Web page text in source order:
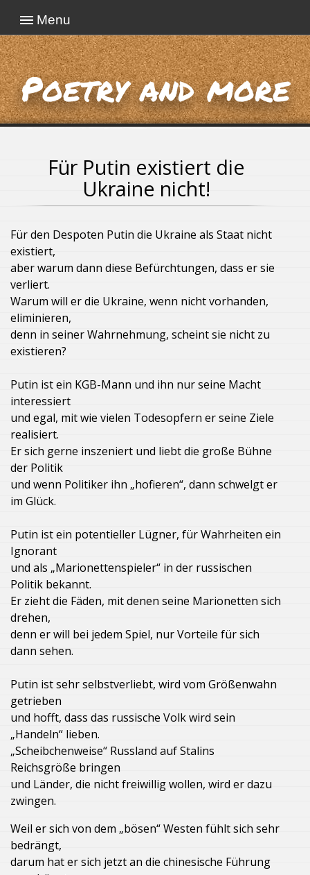
Menu
Poetry and more
Für Putin existiert die
Ukraine nicht!
Für den Despoten Putin die Ukraine als Staat nicht
existiert,
aber warum dann diese Befürchtungen, dass er sie
verliert.
Warum will er die Ukraine, wenn nicht vorhanden,
eliminieren,
denn in seiner Wahrnehmung, scheint sie nicht zu
existieren?
Putin ist ein KGB-Mann und ihn nur seine Macht
interessiert
und egal, mit wie vielen Todesopfern er seine Ziele
realisiert.
Er sich gerne inszeniert und liebt die große Bühne
der Politik
und wenn Politiker ihn „hofieren“, dann schwelgt er
im Glück.
Putin ist ein potentieller Lügner, für Wahrheiten ein
Ignorant
und als „Marionettenspieler“ in der russischen
Politik bekannt.
Er zieht die Fäden, mit denen seine Marionetten sich
drehen,
denn er will bei jedem Spiel, nur Vorteile für sich
dann sehen.
Putin ist sehr selbstverliebt, wird vom Größenwahn
getrieben
und hofft, dass das russische Volk wird sein
„Handeln“ lieben.
„Scheibchenweise“ Russland auf Stalins
Reichsgröße bringen
und Länder, die nicht freiwillig wollen, wird er dazu
zwingen.
Weil er sich von dem „bösen“ Westen fühlt sich sehr
bedrängt,
darum hat er sich jetzt an die chinesische Führung